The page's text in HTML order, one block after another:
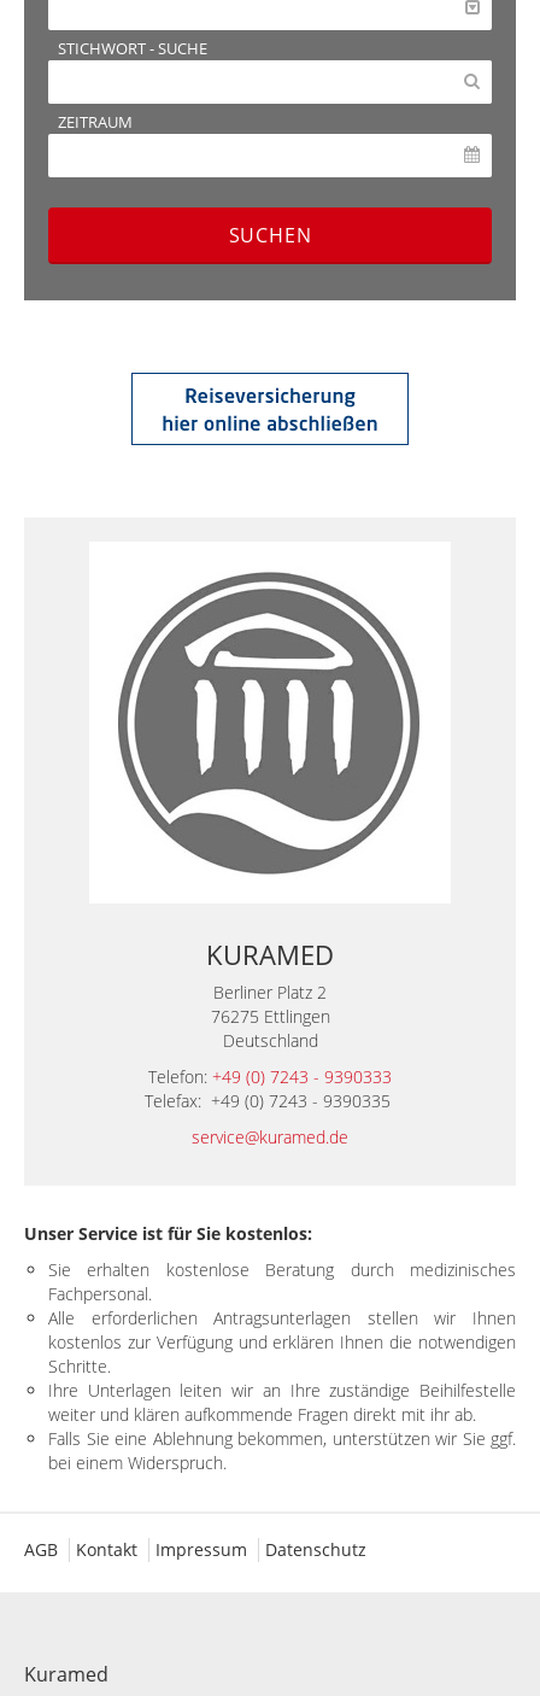
STICHWORT - SUCHE
ZEITRAUM
KURAMED
Berliner Platz 2
76275 Ettlingen
Deutschland
Telefon: +49 (0) 7243 - 9390333
Telefax: +49 (0) 7243 - 9390335
service@kuramed.de
Unser Service ist für Sie kostenlos:
Sie erhalten kostenlose Beratung durch medizinisches
Fachpersonal.
Alle erforderlichen Antragsunterlagen stellen wir Ihnen
kostenlos zur Verfügung und erklären Ihnen die notwendigen
Schritte.
Ihre Unterlagen leiten wir an Ihre zuständige Beihilfestelle
weiter und klären aufkommende Fragen direkt mit ihr ab.
Falls Sie eine Ablehnung bekommen, unterstützen wir Sie ggf.
bei einem Widerspruch.
AGB Kontakt Impressum Datenschutz
Kuramed